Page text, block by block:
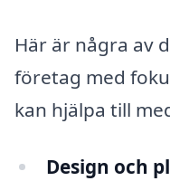
Här är några av
företag med
kan hjälpa till
Design och